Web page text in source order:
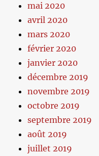
mai 2020
avril 2020
mars 2020
février 2020
janvier 2020
décembre 2019
novembre 2019
octobre 2019
septembre 2019
août 2019
juillet 2019